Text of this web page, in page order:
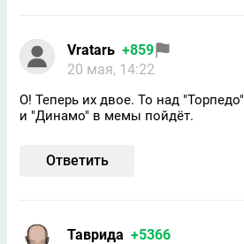
Vratarь +859
20 мая, 14:22
О! Теперь их двое. То над
и "Динамо" в мемы пойдёт.
Ответить
Таврида +5366